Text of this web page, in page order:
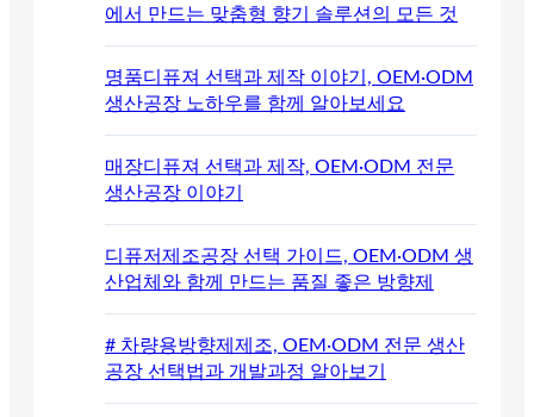
에서 만드는 맞춤형 향기 솔루션의 모든 것
명품디퓨져 선택과 제작 이야기, OEM·ODM
생산공장 노하우를 함께 알아보세요
매장디퓨져 선택과 제작, OEM·ODM 전문
생산공장 이야기
디퓨저제조공장 선택 가이드, OEM·ODM 생
산업체와 함께 만드는 품질 좋은 방향제
# 차량용방향제제조, OEM·ODM 전문 생산
공장 선택법과 개발과정 알아보기